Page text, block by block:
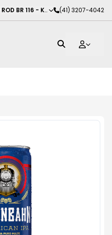
ROD BR 116 - KM 102,Curitiba-PR
(41) 3207-4042